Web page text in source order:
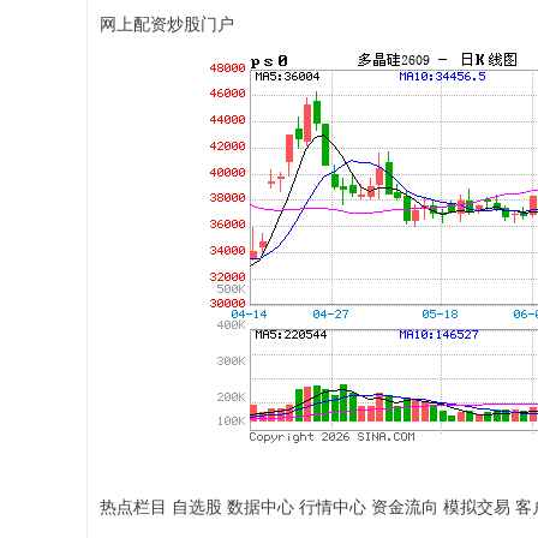
网上配资炒股门户
热点栏目 自选股 数据中心 行情中心 资金流向 模拟交易 客